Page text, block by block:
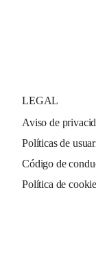
LEGAL
Aviso de
Políticas de
Código de
Política de